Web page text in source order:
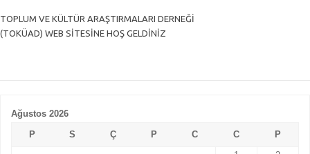
TOPLUM VE KÜLTÜR ARAŞTIRMALARI DERNEĞİ
(TOKÜAD) WEB SİTESİNE HOŞ GELDİNİZ
Ağustos 2026
P
S Ç P C C
P